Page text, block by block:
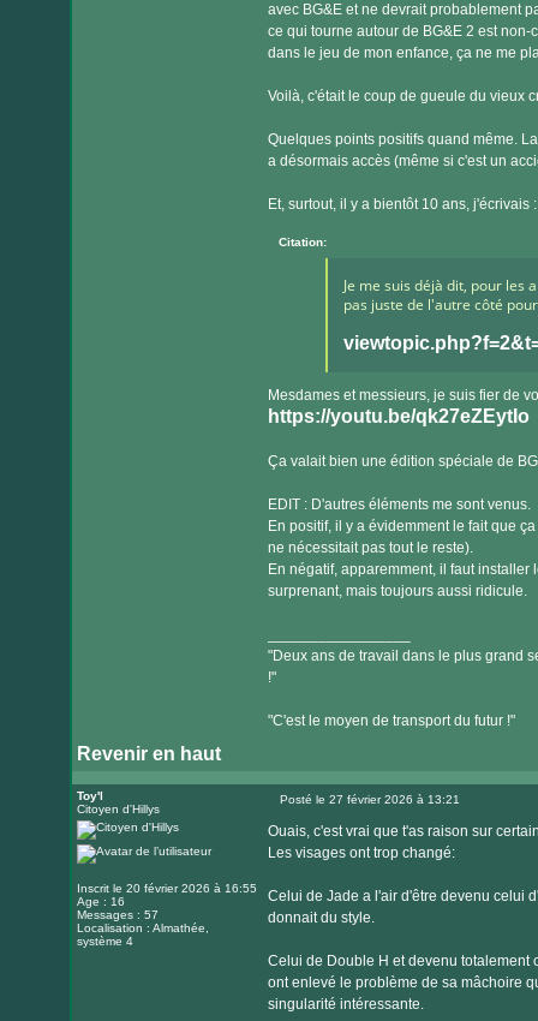
avec BG&E et ne devrait probablement
ce qui tourne autour de BG&E 2 est
dans le jeu de mon enfance, ça ne me
Voilà, c'était le coup de gueule du vieux
Quelques points positifs quand même.
a désormais accès (même si c'est un
Et, surtout, il y a bientôt 10 ans, j'écrivais :
Citation:
Je me suis déjà dit, pour les
pas juste de l'autre côté
Mesdames et messieurs, je suis fier de
https://youtu.be/qk27eZEytIo
Ça valait bien une édition spéciale de
EDIT : D'autres éléments me sont venus.
En positif, il y a évidemment le fait que
ne nécessitait pas tout le reste).
En négatif, apparemment, il faut
surprenant, mais toujours aussi ridicule.
"Deux ans de travail dans le plus grand
!"
"C'est le moyen de transport du futur !"
Revenir en haut
Toy'l
Citoyen d'Hillys
Inscrit le 20 février 2026 à 16:55
Age : 16
Messages : 57
Localisation : Almathée,
système 4
Posté le 27 février 2026 à 13:21
Ouais, c'est vrai que t'as raison sur
Les visages ont trop changé:
Celui de Jade a l'air d'être devenu celui
donnait du style.
Celui de Double H et devenu totalement
ont enlevé le problème de sa mâchoire
singularité intéressante.